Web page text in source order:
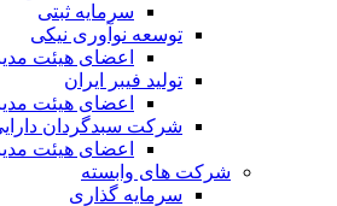
سرمایه ثبتی
توسعه نوآوری نیکی
اعضای هیئت
تولید فیبر ایران
اعضای هیئت
شرکت سبدگردان
اعضای هیئت
شرکت های وابسته
سرمایه گذاری